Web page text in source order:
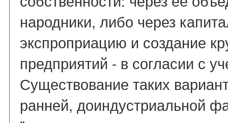
народники, либо через
экспроприацию и создание
предприятий - в согласии с
Существование таких
ранней, доиндустриальной